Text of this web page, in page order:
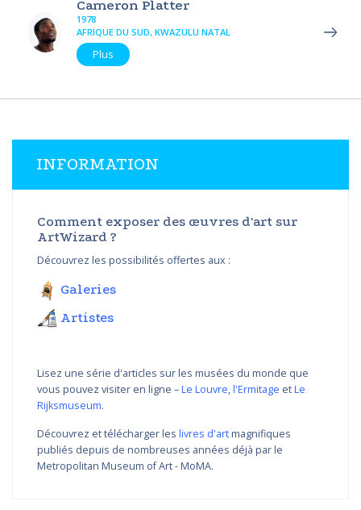
Cameron Platter
1978
AFRIQUE DU SUD, KWAZULU NATAL
Plus
INFORMATION
Comment exposer des œuvres d'art sur
ArtWizard ?
Découvrez les possibilités offertes aux :
Galeries
Artistes
Lisez une série d'articles sur les musées du monde que
vous pouvez visiter en ligne –Le Louvre,l'Ermitage etLe
Rijksmuseum.
Découvrez et télécharger les livres d'artmagnifiques
publiés depuis de nombreuses années déjà par le
Metropolitan Museum of Art - MoMA.